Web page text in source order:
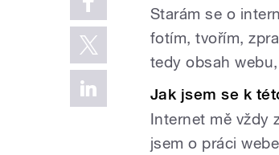
Starám se o
fotím, tvořím,
tedy obsah
Jak jsem se k
Internet mě vždy
jsem o práci